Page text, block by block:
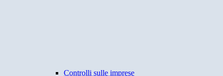
Controlli sulle imprese